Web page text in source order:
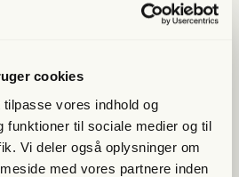
cookies
vores indhold og
funktioner til sociale medier og til
Vi deler også oplysninger om
med vores partnere inden
eller halvt så få. Men
det perfekte antal for en VL-
af netop denne størrelse? I
går vi dybt på det perfekte tal
VL-grupperne arbejder magten
vævningen af tillidsbånd
som knytter disse i